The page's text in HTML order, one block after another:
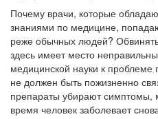
Почему врачи, которые
знаниями по медицине,
реже обычных людей?
здесь имеет место
медицинской науки к проблеме
не должен быть пожизненно
препараты убирают симптомы,
время человек заболевает